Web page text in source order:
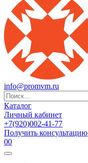
info@promvm.ru
Каталог
Личный кабинет
+7(920)002-41-77
Получить консультацию
00